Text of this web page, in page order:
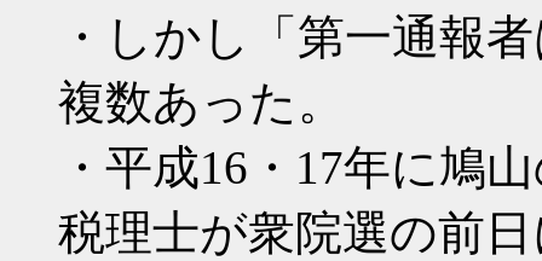
・しかし「第一通報
複数あった。
・平成16・17年に鳩
税理士が衆院選の前